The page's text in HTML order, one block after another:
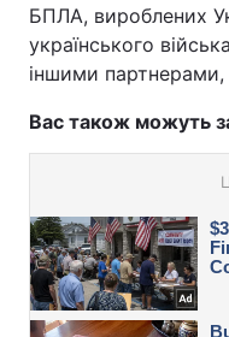
БПЛА, вироблених
українського
іншими
Вас також можуть